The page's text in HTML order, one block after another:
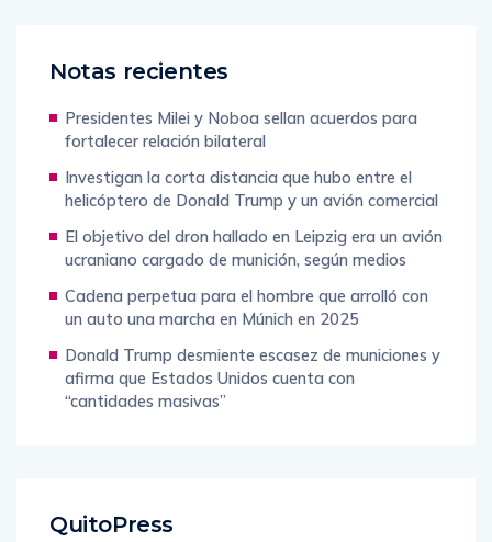
Notas recientes
Presidentes Milei y Noboa sellan acuerdos para
fortalecer relación bilateral
Investigan la corta distancia que hubo entre el
helicóptero de Donald Trump y un avión comercial
El objetivo del dron hallado en Leipzig era un avión
ucraniano cargado de munición, según medios
Cadena perpetua para el hombre que arrolló con
un auto una marcha en Múnich en 2025
Donald Trump desmiente escasez de municiones y
afirma que Estados Unidos cuenta con
“cantidades masivas”
QuitoPress